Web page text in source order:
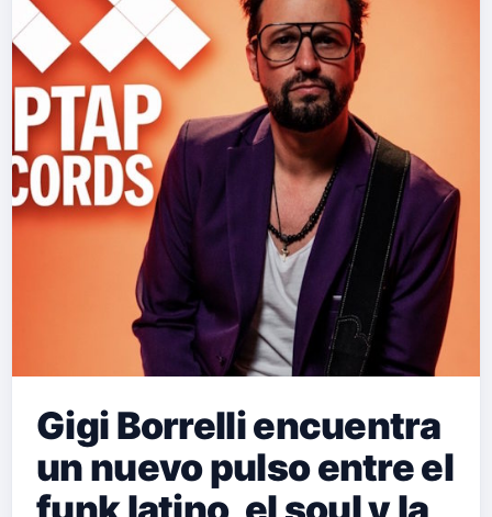
Gigi Borrelli encuentra
un nuevo pulso entre el